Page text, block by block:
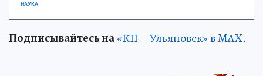
НАУКА
Подписывайтесь на«КП – Ульяновск» в MAX.